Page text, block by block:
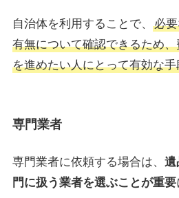
自治体を利用することで、
必
有無について確認できるため
を進めたい人にとって有効な手
専門業者
専門業者に依頼する場合は、 遺
門に扱う業者を選ぶことが重要